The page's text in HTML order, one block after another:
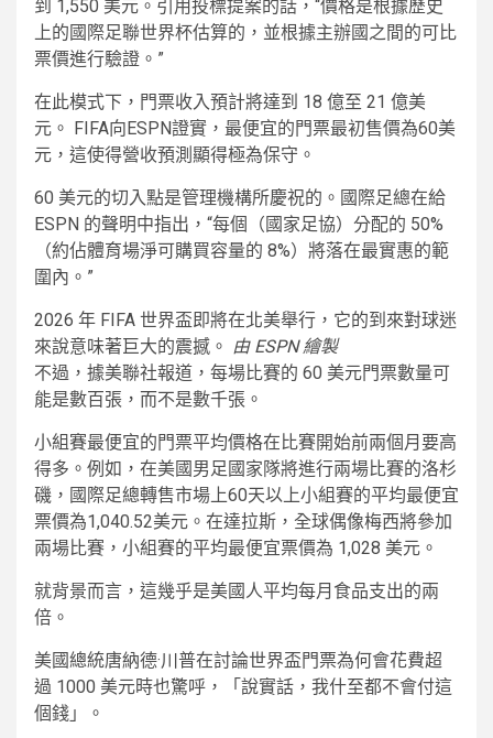
到 1,550 美元。引用投標提案的話，“價格是根據歷史
上的國際足聯世界杯估算的，並根據主辦國之間的可比
票價進行驗證。”
在此模式下，門票收入預計將達到 18 億至 21 億美
元。 FIFA向ESPN證實，最便宜的門票最初售價為60美
元，這使得營收預測顯得極為保守。
60 美元的切入點是管理機構所慶祝的。國際足總在給
ESPN 的聲明中指出，“每個（國家足協）分配的 50%
（約佔體育場淨可購買容量的 8%）將落在最實惠的範
圍內。”
2026 年 FIFA 世界盃即將在北美舉行，它的到來對球迷
來說意味著巨大的震撼。 由 ESPN 繪製
不過，據美聯社報道，每場比賽的 60 美元門票數量可
能是數百張，而不是數千張。
小組賽最便宜的門票平均價格在比賽開始前兩個月要高
得多。例如，在美國男足國家隊將進行兩場比賽的洛杉
磯，國際足總轉售市場上60天以上小組賽的平均最便宜
票價為1,040.52美元。在達拉斯，全球偶像梅西將參加
兩場比賽，小組賽的平均最便宜票價為 1,028 美元。
就背景而言，這幾乎是美國人平均每月食品支出的兩
倍。
美國總統唐納德·川普在討論世界盃門票為何會花費超
過 1000 美元時也驚呼，「說實話，我什至都不會付這
個錢」。